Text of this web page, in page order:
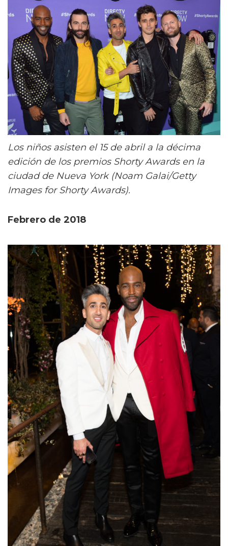
Los niños asisten el 15 de abril a la décima
edición de los premios Shorty Awards en la
ciudad de Nueva York (Noam Galai/Getty
Images for Shorty Awards).
Febrero de 2018